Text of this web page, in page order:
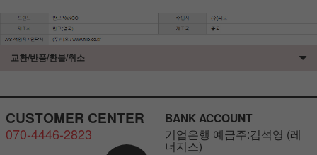
교환/반품/환불/취소
CUSTOMER CENTER
070-4446-2823
BANK ACCOUNT
기업은행 예금주:김석영 (레
너지스)